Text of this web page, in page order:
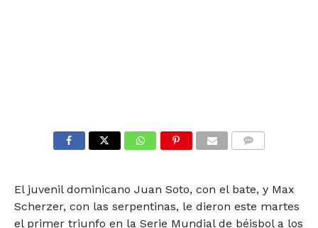
El juvenil dominicano Juan Soto, con el bate, y Max
Scherzer, con las serpentinas, le dieron este martes
el primer triunfo en la Serie Mundial de béisbol a los